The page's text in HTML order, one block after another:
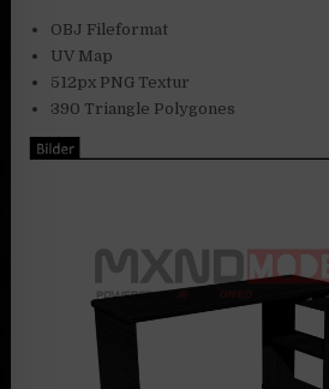
OBJ Fileformat
UV Map
512px PNG Textur
390 Triangle Polygones